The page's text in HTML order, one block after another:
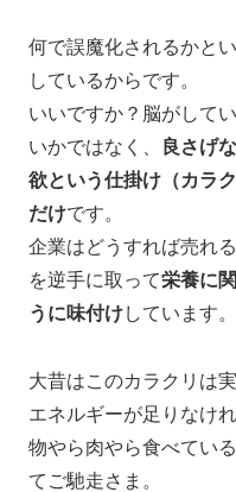
何で誤魔化されるかと
しているからです。
いいですか？脳がして
いかではなく、
良さげ
欲という仕掛け（カラ
だけです。
企業はどうすれば売れ
を逆手に取って栄養に
うに味付けしています。
大昔はこのカラクリは
エネルギーが足りなけ
物やら肉やら食べてい
てご馳走さま。